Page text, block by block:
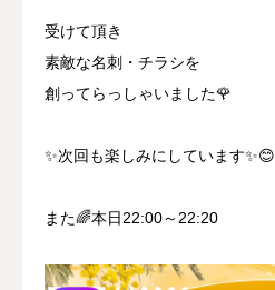
受けて頂き
素敵な名刺・チラシを
創ってらっしゃいました🌹
✨次回も楽しみにしています✨😊
また🌈本日22:00～22:20